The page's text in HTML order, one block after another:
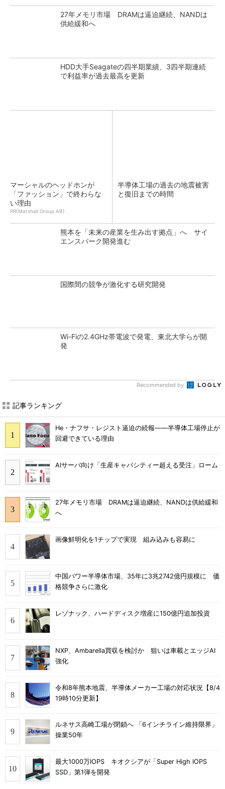
27年メモリ市場 DRAMは逼迫継続、NANDは
供給緩和へ
HDD大手Seagateの四半期業績、3四半期連続
で利益率が過去最高を更新
マーシャルのヘッドホンが
「ファッション」で終わらな
い理由
PR(Marshall Group AB)
半導体工場の過去の地震被害
と復旧までの時間
熊本を「未来の産業を生み出す拠点」へ サイ
エンスパーク開発進む
国際間の競争が激化する研究開発
Wi-Fiの2.4GHz帯電波で発電、東北大学らが開
発
Recommended by
記事ランキング
He・ナフサ・レジスト逼迫の続報――半導体工場停止が
回避できている理由
AIサーバ向け「生産キャパシティー超える受注」ローム
27年メモリ市場 DRAMは逼迫継続、NANDは供給緩和
へ
画像鮮明化を1チップで実現 組み込みも容易に
中国パワー半導体市場、35年に3兆2742億円規模に 価
格競争さらに激化
レゾナック、ハードディスク増産に150億円追加投資
NXP、Ambarella買収を検討か 狙いは車載とエッジAI
強化
令和8年熊本地震、半導体メーカー工場の対応状況【8/4
19時10分更新】
ルネサス高崎工場が閉鎖へ 「6インチライン維持限界」
操業50年
最大1000万IOPS キオクシアが「Super High IOPS
SSD」第1弾を開発